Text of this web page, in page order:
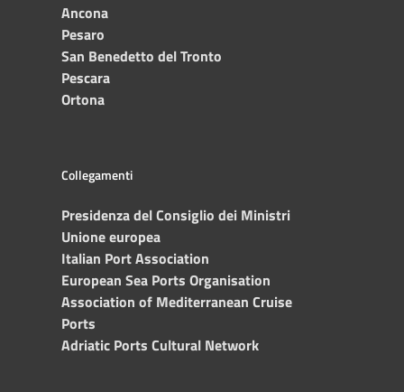
Ancona
Pesaro
San Benedetto del Tronto
Pescara
Ortona
Collegamenti
Presidenza del Consiglio dei Ministri
Unione europea
Italian Port Association
European Sea Ports Organisation
Association of Mediterranean Cruise
Ports
Adriatic Ports Cultural Network